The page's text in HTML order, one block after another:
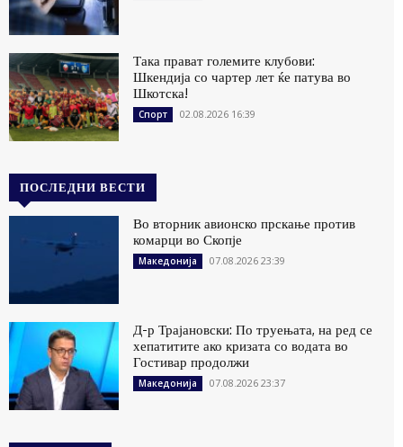
Така прават големите клубови:
Шкендија со чартер лет ќе патува во
Шкотска!
Спорт 02.08.2026 16:39
ПОСЛЕДНИ ВЕСТИ
Во вторник авионско прскање против
комарци во Скопје
Македонија 07.08.2026 23:39
Д-р Трајановски: По труењата, на ред се
хепатитите ако кризата со водата во
Гостивар продолжи
Македонија 07.08.2026 23:37